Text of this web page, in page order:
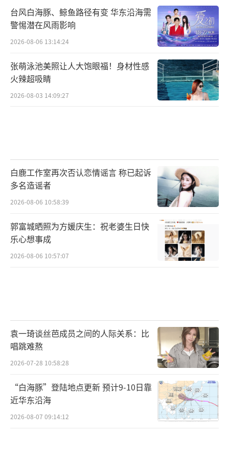
台风白海豚、鲸鱼路径有变 华东沿海需
警惕潜在风雨影响
2026-08-06 13:14:24
张萌泳池美照让人大饱眼福！身材性感
火辣超吸睛
2026-08-03 14:09:27
白鹿工作室再次否认恋情谣言 称已起诉
多名造谣者
2026-08-06 10:58:39
郭富城晒照为方媛庆生：祝老婆生日快
乐心想事成
2026-08-06 10:57:07
袁一琦谈丝芭成员之间的人际关系：比
唱跳难熬
2026-07-28 10:58:28
“白海豚”登陆地点更新 预计9-10日靠
近华东沿海
2026-08-07 09:14:12